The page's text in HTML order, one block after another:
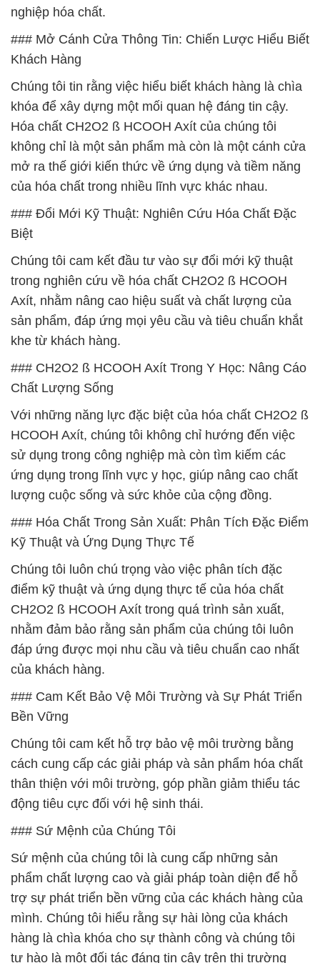
nghiệp hóa chất.
### Mở Cánh Cửa Thông Tin: Chiến Lược Hiểu Biết
Khách Hàng
Chúng tôi tin rằng việc hiểu biết khách hàng là chìa
khóa để xây dựng một mối quan hệ đáng tin cậy.
Hóa chất CH2O2 ß HCOOH Axít của chúng tôi
không chỉ là một sản phẩm mà còn là một cánh cửa
mở ra thế giới kiến thức về ứng dụng và tiềm năng
của hóa chất trong nhiều lĩnh vực khác nhau.
### Đổi Mới Kỹ Thuật: Nghiên Cứu Hóa Chất Đặc
Biệt
Chúng tôi cam kết đầu tư vào sự đổi mới kỹ thuật
trong nghiên cứu về hóa chất CH2O2 ß HCOOH
Axít, nhằm nâng cao hiệu suất và chất lượng của
sản phẩm, đáp ứng mọi yêu cầu và tiêu chuẩn khắt
khe từ khách hàng.
### CH2O2 ß HCOOH Axít Trong Y Học: Nâng Cáo
Chất Lượng Sống
Với những năng lực đặc biệt của hóa chất CH2O2 ß
HCOOH Axít, chúng tôi không chỉ hướng đến việc
sử dụng trong công nghiệp mà còn tìm kiếm các
ứng dụng trong lĩnh vực y học, giúp nâng cao chất
lượng cuộc sống và sức khỏe của cộng đồng.
### Hóa Chất Trong Sản Xuất: Phân Tích Đặc Điểm
Kỹ Thuật và Ứng Dụng Thực Tế
Chúng tôi luôn chú trọng vào việc phân tích đặc
điểm kỹ thuật và ứng dụng thực tế của hóa chất
CH2O2 ß HCOOH Axít trong quá trình sản xuất,
nhằm đảm bảo rằng sản phẩm của chúng tôi luôn
đáp ứng được mọi nhu cầu và tiêu chuẩn cao nhất
của khách hàng.
### Cam Kết Bảo Vệ Môi Trường và Sự Phát Triển
Bền Vững
Chúng tôi cam kết hỗ trợ bảo vệ môi trường bằng
cách cung cấp các giải pháp và sản phẩm hóa chất
thân thiện với môi trường, góp phần giảm thiểu tác
động tiêu cực đối với hệ sinh thái.
### Sứ Mệnh của Chúng Tôi
Sứ mệnh của chúng tôi là cung cấp những sản
phẩm chất lượng cao và giải pháp toàn diện để hỗ
trợ sự phát triển bền vững của các khách hàng của
mình. Chúng tôi hiểu rằng sự hài lòng của khách
hàng là chìa khóa cho sự thành công và chúng tôi
tự hào là một đối tác đáng tin cậy trên thị trường